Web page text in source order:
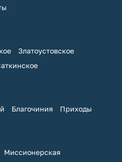
Златоустовское
Благочиния Приходы
Миссионерская